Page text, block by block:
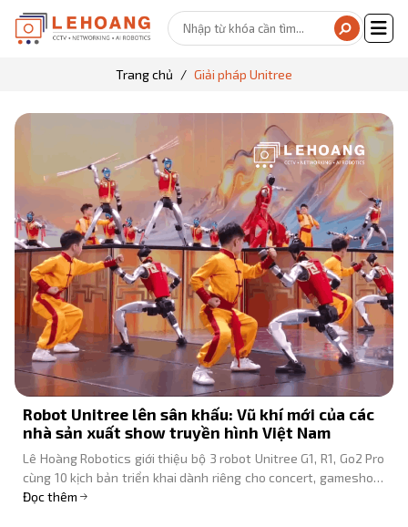
Trang chủ Giải pháp Unitree
Robot Unitree lên sân khấu: Vũ khí mới của các
nhà sản xuất show truyền hình Việt Nam
Lê Hoàng Robotics giới thiệu bộ 3 robot Unitree G1, R1, Go2 Pro
cùng 10 kịch bản triển khai dành riêng cho concert, gameshow
và lễ trao giải tại Việt Nam.
Đọc thêm